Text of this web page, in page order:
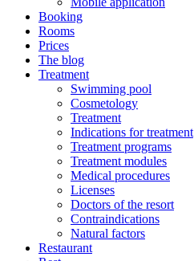
Booking
Rooms
Prices
The blog
Treatment
Swimming pool
Cosmetology
Treatment
Indications for treatment
Treatment programs
Treatment modules
Medical procedures
Licenses
Doctors of the resort
Contraindications
Natural factors
Restaurant